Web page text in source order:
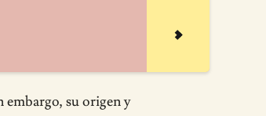
su origen y